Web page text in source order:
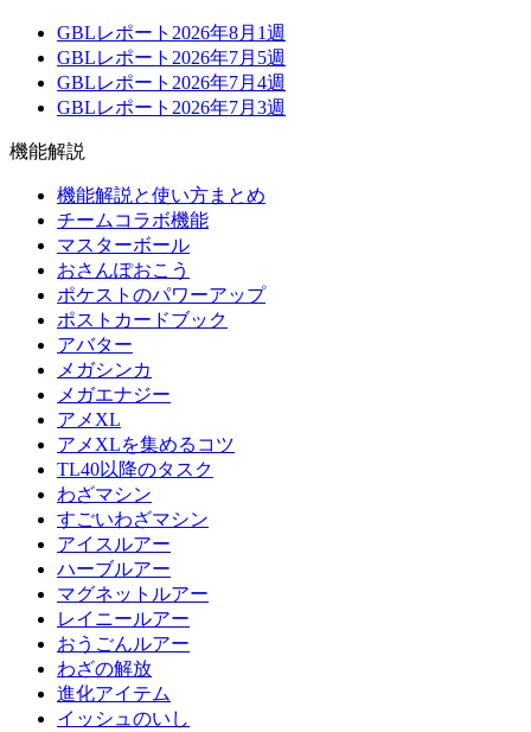
GBLレポート2026年8月1週
GBLレポート2026年7月5週
GBLレポート2026年7月4週
GBLレポート2026年7月3週
機能解説
機能解説と使い方まとめ
チームコラボ機能
マスターボール
おさんぽおこう
ポケストのパワーアップ
ポストカードブック
アバター
メガシンカ
メガエナジー
アメXL
アメXLを集めるコツ
TL40以降のタスク
わざマシン
すごいわざマシン
アイスルアー
ハーブルアー
マグネットルアー
レイニールアー
おうごんルアー
わざの解放
進化アイテム
イッシュのいし